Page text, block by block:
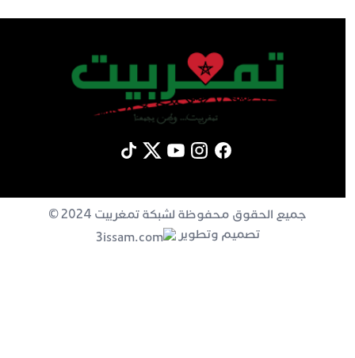
جميع الحقوق محفوظة لشبكة تمغربيت 2024 ©
تصميم وتطوير